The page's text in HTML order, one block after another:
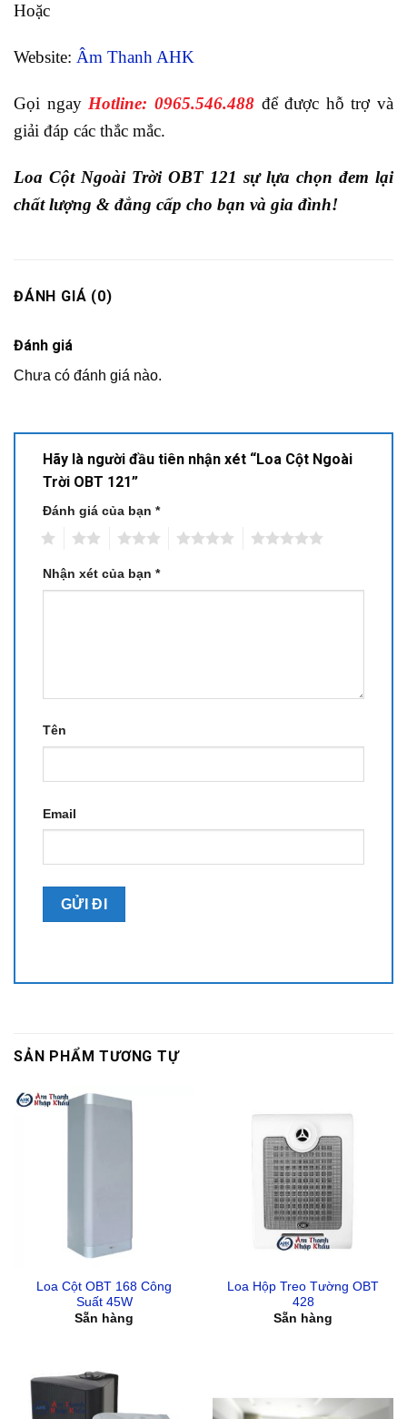
Hoặc
Website: Âm Thanh AHK
Gọi ngay Hotline: 0965.546.488để được hỗ trợ và
giải đáp các thắc mắc.
Loa Cột Ngoài Trời OBT 121 sự lựa chọn đem lại
chất lượng & đẳng cấp cho bạn và gia đình!
ĐÁNH GIÁ (0)
Đánh giá
Chưa có đánh giá nào.
Hãy là người đầu tiên nhận xét “Loa Cột Ngoài
Trời OBT 121”
Đánh giá của bạn *
Nhận xét của bạn *
Tên
Email
SẢN PHẨM TƯƠNG TỰ
Loa Cột OBT 168 Công
Suất 45W
Sẵn hàng
Loa Hộp Treo Tường OBT
428
Sẵn hàng